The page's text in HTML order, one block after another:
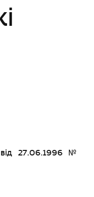
від 27.06.1996 №